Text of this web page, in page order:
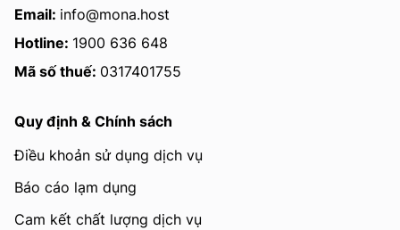
Email: info@mona.host
Hotline: 1900 636 648
Mã số thuế: 0317401755
Quy định & Chính sách
Điều khoản sử dụng dịch vụ
Báo cáo lạm dụng
Cam kết chất lượng dịch vụ